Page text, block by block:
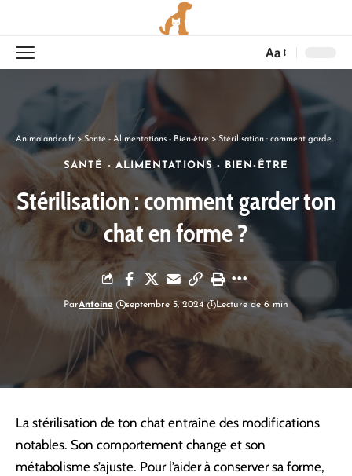
Aa
Animalandco.fr > Santé - Alimentations - Bien-être > Stérilisation : comment garder ton chat en forme ?
SANTÉ - ALIMENTATIONS - BIEN-ÊTRE
Stérilisation : comment garder ton
chat en forme ?
ParAntoine septembre 5, 2024 Lecture de 6 min
La stérilisation de ton chat entraîne des modifications
notables. Son comportement change et son
métabolisme s’ajuste. Pour l’aider à conserver sa forme,